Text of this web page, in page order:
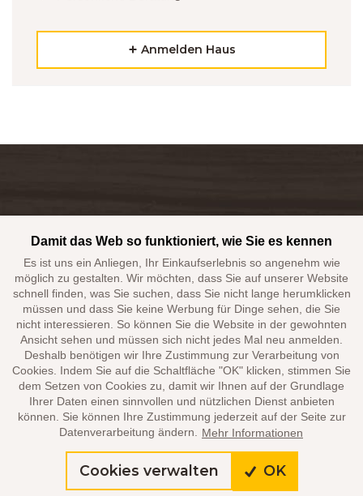
Anmelden Haus
des passenden Objekts.
+420 608 518 103
alkatravel@alkatravel.cz
1994 - 2026 ©Ofizielle Webseiten der Gesellschaft ALKA TRAVEL
Damit das Web so funktioniert, wie Sie es kennen
Es ist uns ein Anliegen, Ihr Einkaufserlebnis so angenehm wie
möglich zu gestalten. Wir möchten, dass Sie auf unserer Website
schnell finden, was Sie suchen, dass Sie nicht lange herumklicken
müssen und dass Sie keine Werbung für Dinge sehen, die Sie
nicht interessieren. So können Sie die Website in der gewohnten
Ansicht sehen und müssen sich nicht jedes Mal neu anmelden.
Deshalb benötigen wir Ihre Zustimmung zur Verarbeitung von
Cookies. Indem Sie auf die Schaltfläche "OK" klicken, stimmen Sie
dem Setzen von Cookies zu, damit wir Ihnen auf der Grundlage
Ihrer Daten einen sinnvollen und nützlichen Dienst anbieten
können. Sie können Ihre Zustimmung jederzeit auf der Seite zur
Datenverarbeitung ändern.
Mehr Informationen
Cookies verwalten OK